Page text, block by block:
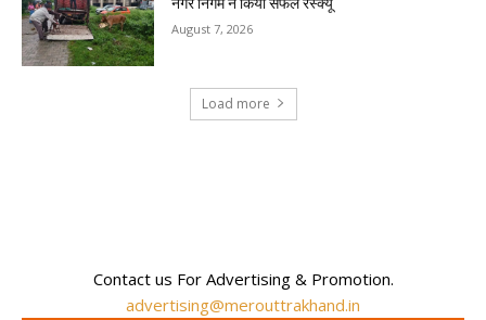
August 7, 2026
Load more
Contact us For Advertising & Promotion.
advertising@merouttrakhand.in